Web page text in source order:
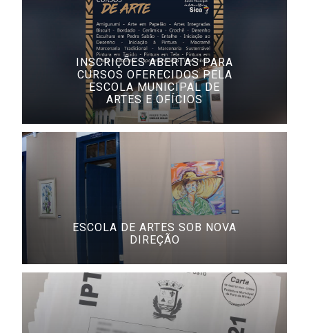
INSCRIÇÕES ABERTAS PARA
CURSOS OFERECIDOS PELA
ESCOLA MUNICIPAL DE
ARTES E OFÍCIOS
ESCOLA DE ARTES SOB NOVA
DIREÇÃO